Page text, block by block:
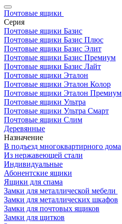
Почтовые ящики
Серия
Почтовые ящики Базис
Почтовые ящики Базис Плюс
Почтовые ящики Базис Элит
Почтовые ящики Базис Премиум
Почтовые ящики Базис Лайт
Почтовые ящики Эталон
Почтовые ящики Эталон Колор
Почтовые ящики Эталон Премиум
Почтовые ящики Ультра
Почтовые ящики Ультра Смарт
Почтовые ящики Слим
Деревянные
Назначение
В подъезд многоквартирного дома
Из нержавеющей стали
Индивидуальные
Абонентские ящики
Ящики для спама
Замки для металлической мебели
Замки для металлических шкафов
Замки для почтовых ящиков
Замки для щитков